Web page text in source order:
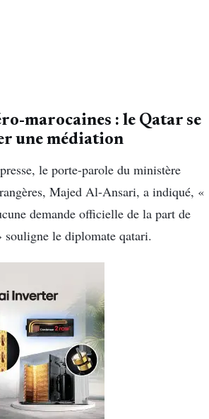
marocaines : le Qatar se
une médiation
le porte-parole du ministère
Majed Al-Ansari, a indiqué, «
demande officielle de la part de
souligne le diplomate qatari.